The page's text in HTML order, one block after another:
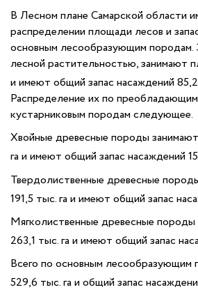
В Лесном плане Самарской области
распределении площади лесов и
основным лесообразующим породам.
лесной растительностью, занимают
и имеют общий запас насаждений
Распределение их по
кустарниковым породам следующее.
Хвойные древесные породы
га и имеют общий запас насаждений
Твердолиственные древесные
191,5 тыс. га и имеют общий запас
Мягколиственные древесные
263,1 тыс. га и имеют общий запас
Всего по основным лесообразующим
529,6 тыс. га и общий запас